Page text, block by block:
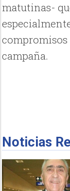
matutinas-
campaña.
Noticias